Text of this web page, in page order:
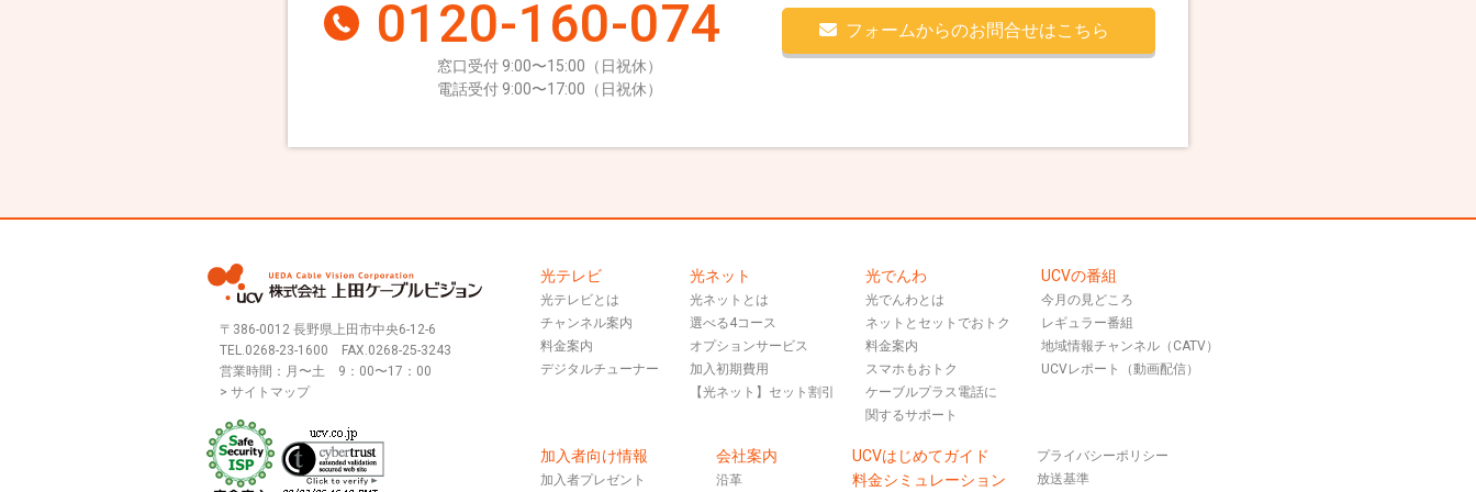
0120-160-074
窓口受付 9:00〜15:00（日祝休）
電話受付 9:00〜17:00（日祝休）
フォームからのお問合せはこちら
〒386-0012 長野県上田市中央6-12-6
TEL.0268-23-1600 FAX.0268-25-3243
営業時間：月〜土 9：00〜17：00
> サイトマップ
光テレビ
光テレビとは
チャンネル案内
料金案内
デジタルチューナー
光ネット
光ネットとは
選べる4コース
オプションサービス
加入初期費用
【光ネット】セット割引
光でんわ
光でんわとは
ネットとセットでおトク
料金案内
スマホもおトク
ケーブルプラス電話に
関するサポート
UCVの番組
今月の見どころ
レギュラー番組
地域情報チャンネル（CATV）
UCVレポート（動画配信）
加入者向け情報
加入者プレゼント
会社案内
沿革
UCVはじめてガイド
料金シミュレーション
プライバシーポリシー
放送基準